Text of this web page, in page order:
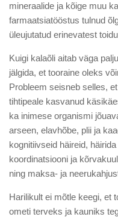
mineraalide ja kõige muu
farmaatsiatööstus tulnud
üleujutatud erinevatest
Kuigi kalaõli aitab väga
jälgida, et tooraine oleks
Probleem seisneb selles,
tihtipeale kasvanud
ka inimese organismi
arseen, elavhõbe, plii ja
kognitiivseid häireid,
koordinatsiooni ja
ning maksa- ja
Harilikult ei mõtle keegi, et
ometi terveks ja kauniks